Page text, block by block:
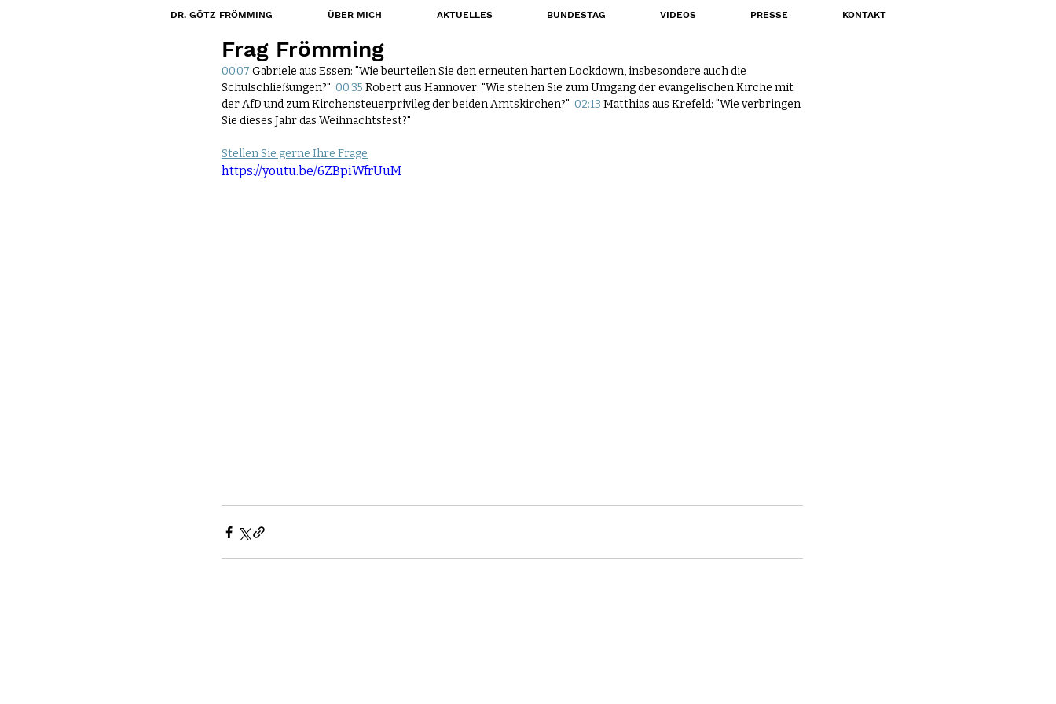
Frag Frömming
00:07 Gabriele aus Essen: "Wie beurteilen Sie den erneuten harten Lockdown, insbesondere auch die
Schulschließungen?" 00:35 Robert aus Hannover: "Wie stehen Sie zum Umgang der evangelischen Kirche mit
der AfD und zum Kirchensteuerprivileg der beiden Amtskirchen?" 02:13 Matthias aus Krefeld: "Wie verbringen
Sie dieses Jahr das Weihnachtsfest?"
Stellen Sie gerne Ihre Frage
https://youtu.be/6ZBpiWfrUuM
DR. GÖTZ FRÖMMING ÜBER MICH AKTUELLES BUNDESTAG VIDEOS PRESSE KONTAKT